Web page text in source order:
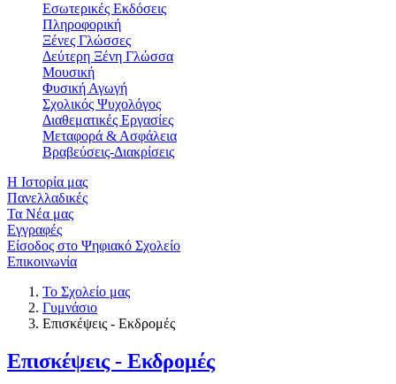
Εσωτερικές Εκδόσεις
Πληροφορική
Ξένες Γλώσσες
Δεύτερη Ξένη Γλώσσα
Μουσική
Φυσική Αγωγή
Σχολικός Ψυχολόγος
Διαθεματικές Εργασίες
Μεταφορά & Ασφάλεια
Βραβεύσεις-Διακρίσεις
Η Ιστορία μας
Πανελλαδικές
Τα Νέα μας
Εγγραφές
Είσοδος στο Ψηφιακό Σχολείο
Επικοινωνία
Το Σχολείο μας
Γυμνάσιο
Επισκέψεις - Εκδρομές
Επισκέψεις - Εκδρομές